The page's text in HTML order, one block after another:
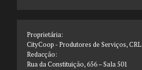
Proprietária:
CityCoop - Produtores de Serviços, CRL
Redacção:
Rua da Constituição, 656 – Sala 501